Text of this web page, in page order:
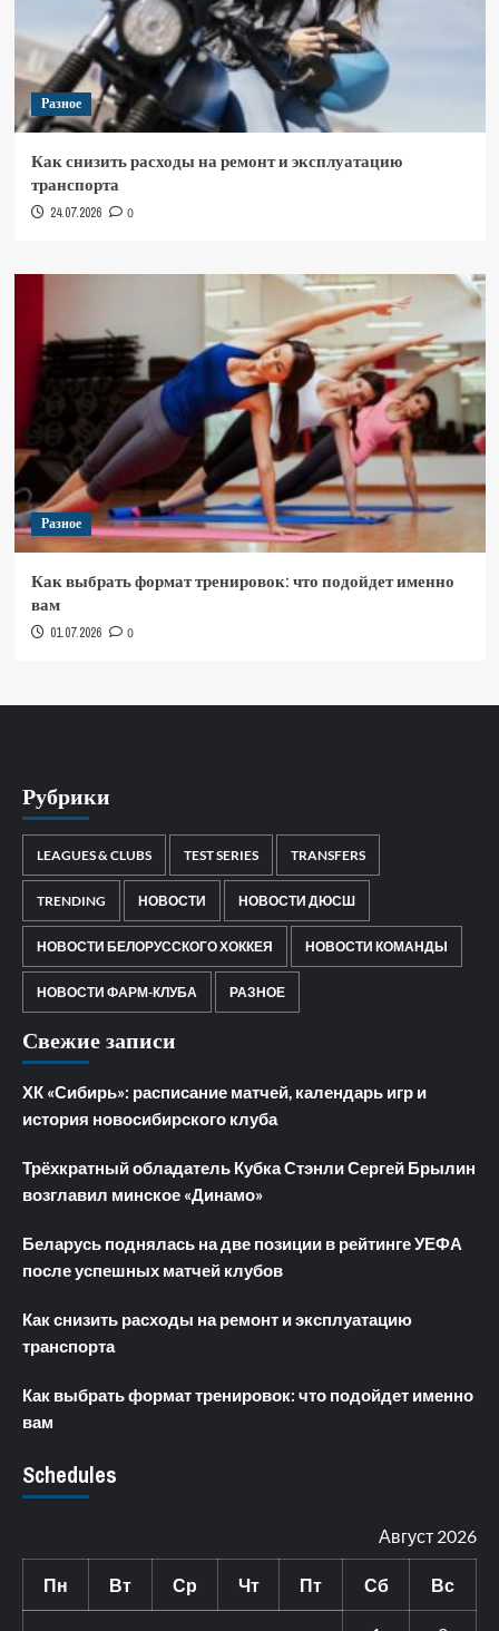
Разное
Как снизить расходы на ремонт и эксплуатацию
транспорта
24.07.2026 0
Разное
Как выбрать формат тренировок: что подойдет именно
вам
01.07.2026 0
Рубрики
LEAGUES & CLUBS TEST SERIES TRANSFERS
TRENDING НОВОСТИ НОВОСТИ ДЮСШ
НОВОСТИ БЕЛОРУССКОГО ХОККЕЯ НОВОСТИ КОМАНДЫ
НОВОСТИ ФАРМ-КЛУБА РАЗНОЕ
Свежие записи
ХК «Сибирь»: расписание матчей, календарь игр и
история новосибирского клуба
Трёхкратный обладатель Кубка Стэнли Сергей Брылин
возглавил минское «Динамо»
Беларусь поднялась на две позиции в рейтинге УЕФА
после успешных матчей клубов
Как снизить расходы на ремонт и эксплуатацию
транспорта
Как выбрать формат тренировок: что подойдет именно
вам
Schedules
Август 2026
Пн Вт Ср Чт Пт Сб Вс